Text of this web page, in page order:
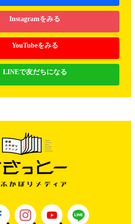
Instagramをみる
YouTubeをみる
LINEで友だちになる